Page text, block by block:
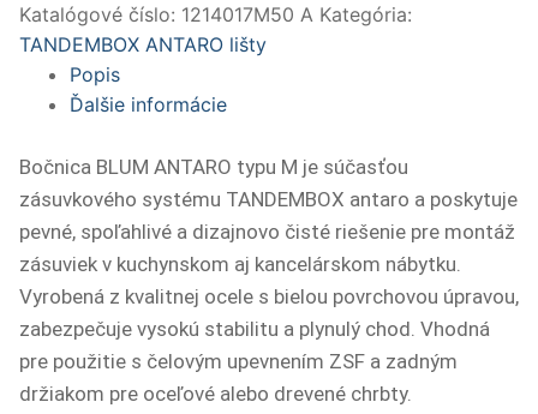
378M5002S
-
BIELA
(PARx)
Katalógové číslo: 1214017M50 A Kategória:
TANDEMBOX ANTARO lišty
Popis
Ďalšie informácie
Bočnica BLUM ANTARO typu M je súčasťou
zásuvkového systému TANDEMBOX antaro a poskytuje
pevné, spoľahlivé a dizajnovo čisté riešenie pre montáž
zásuviek v kuchynskom aj kancelárskom nábytku.
Vyrobená z kvalitnej ocele s bielou povrchovou úpravou,
zabezpečuje vysokú stabilitu a plynulý chod. Vhodná
pre použitie s čelovým upevnením ZSF a zadným
držiakom pre oceľové alebo drevené chrbty.